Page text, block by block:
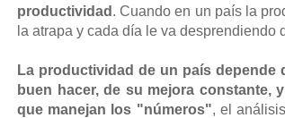
productividad . Cuando en un país la
la atrapa y cada día le va desprendiendo
La productividad de un país depende
buen hacer, de su mejora constante,
que manejan los "números", el